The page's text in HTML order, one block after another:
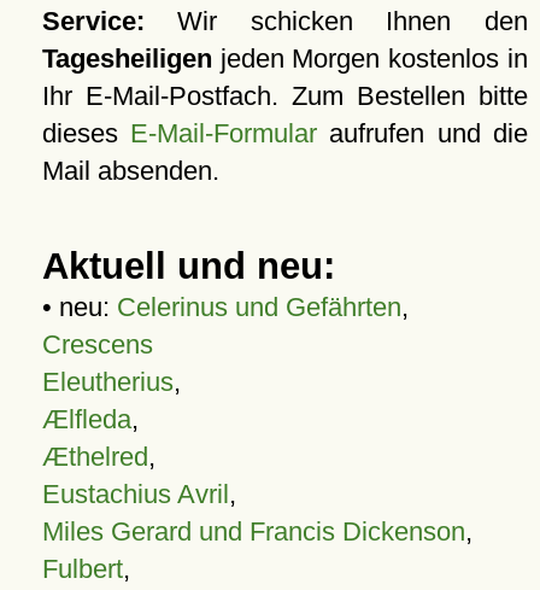
Service: Wir schicken Ihnen den
Tagesheiligen jeden Morgen kostenlos in
Ihr E-Mail-Postfach. Zum Bestellen bitte
dieses E-Mail-Formular aufrufen und die
Mail absenden.
Aktuell und neu:
• neu: Celerinus und Gefährten,
Crescens
Eleutherius,
Ælfleda,
Æthelred,
Eustachius Avril,
Miles Gerard und Francis Dickenson,
Fulbert,